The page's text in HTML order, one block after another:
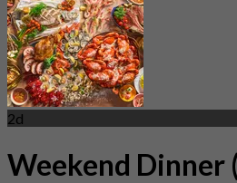
2d
Weekend Dinner